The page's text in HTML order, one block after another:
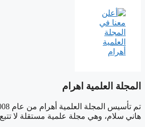
المجلة العلمية اهرام
هاني سلام، وهي مجلة علمية مستقلة لا